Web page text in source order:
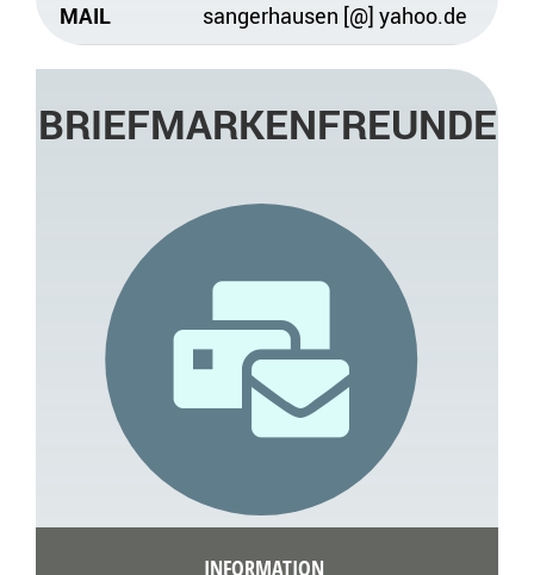
MAIL
sangerhausen [@] yahoo.de
BRIEFMARKENFREUNDE
INFORMATION